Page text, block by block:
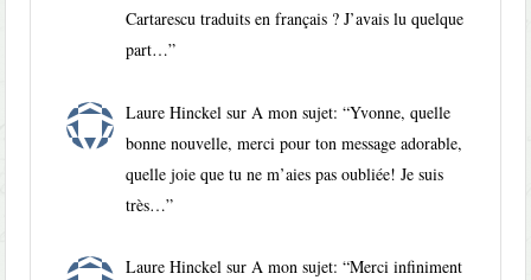
Cartarescu traduits en français ? J’avais lu quelque
part…”
Laure Hinckel sur A mon sujet: “Yvonne, quelle
bonne nouvelle, merci pour ton message adorable,
quelle joie que tu ne m’aies pas oubliée! Je suis
très…”
Laure Hinckel surA mon sujet: “Merci infiniment